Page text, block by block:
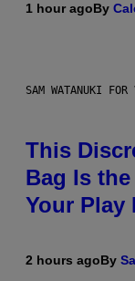
1 hour agoBy
SAM WATANUKI FOR
This
Bag Is
Your Play
2 hours agoBy